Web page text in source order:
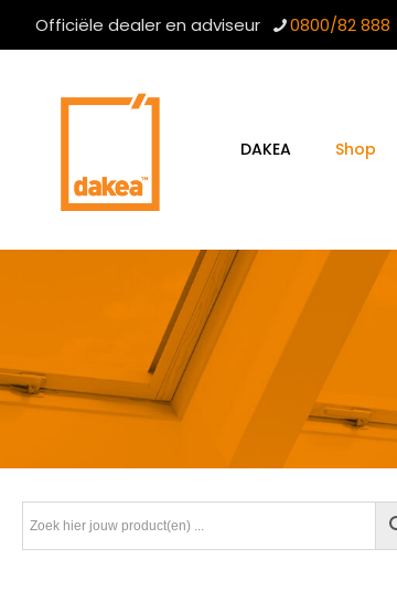
Officiële dealer en adviseur 0800/82 888
DAKEA Shop